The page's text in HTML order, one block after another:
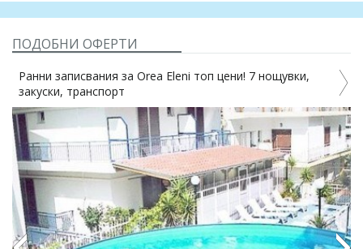
ПОДОБНИ ОФЕРТИ
Ранни записвания за Orea Eleni топ цени! 7 нощувки,
закуски, транспорт